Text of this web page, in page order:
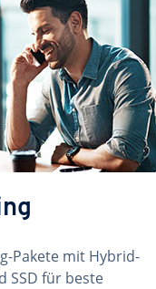
Pakete mit Hybrid-
SSD für beste